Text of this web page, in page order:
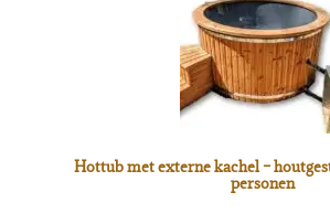
Hottub met externe kachel –
personen